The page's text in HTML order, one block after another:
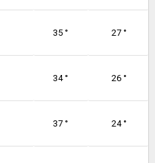
35 ° 27 °
34 ° 26 °
37 ° 24 °